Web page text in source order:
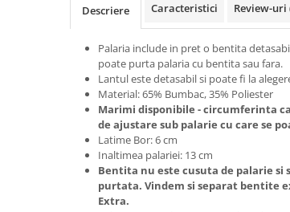
Descriere Caracteristici Review-uri
Palaria include in pret o bentita
poate purta palaria cu bentita sau fara.
Lantul este detasabil si poate fi la
Material: 65% Bumbac, 35% Poliester
Marimi disponibile - circumferinta
de ajustare sub palarie cu care se
Latime Bor: 6 cm
Inaltimea palariei: 13 cm
Bentita nu este cusuta de palarie
purtata. Vindem si separat bentite
Extra.